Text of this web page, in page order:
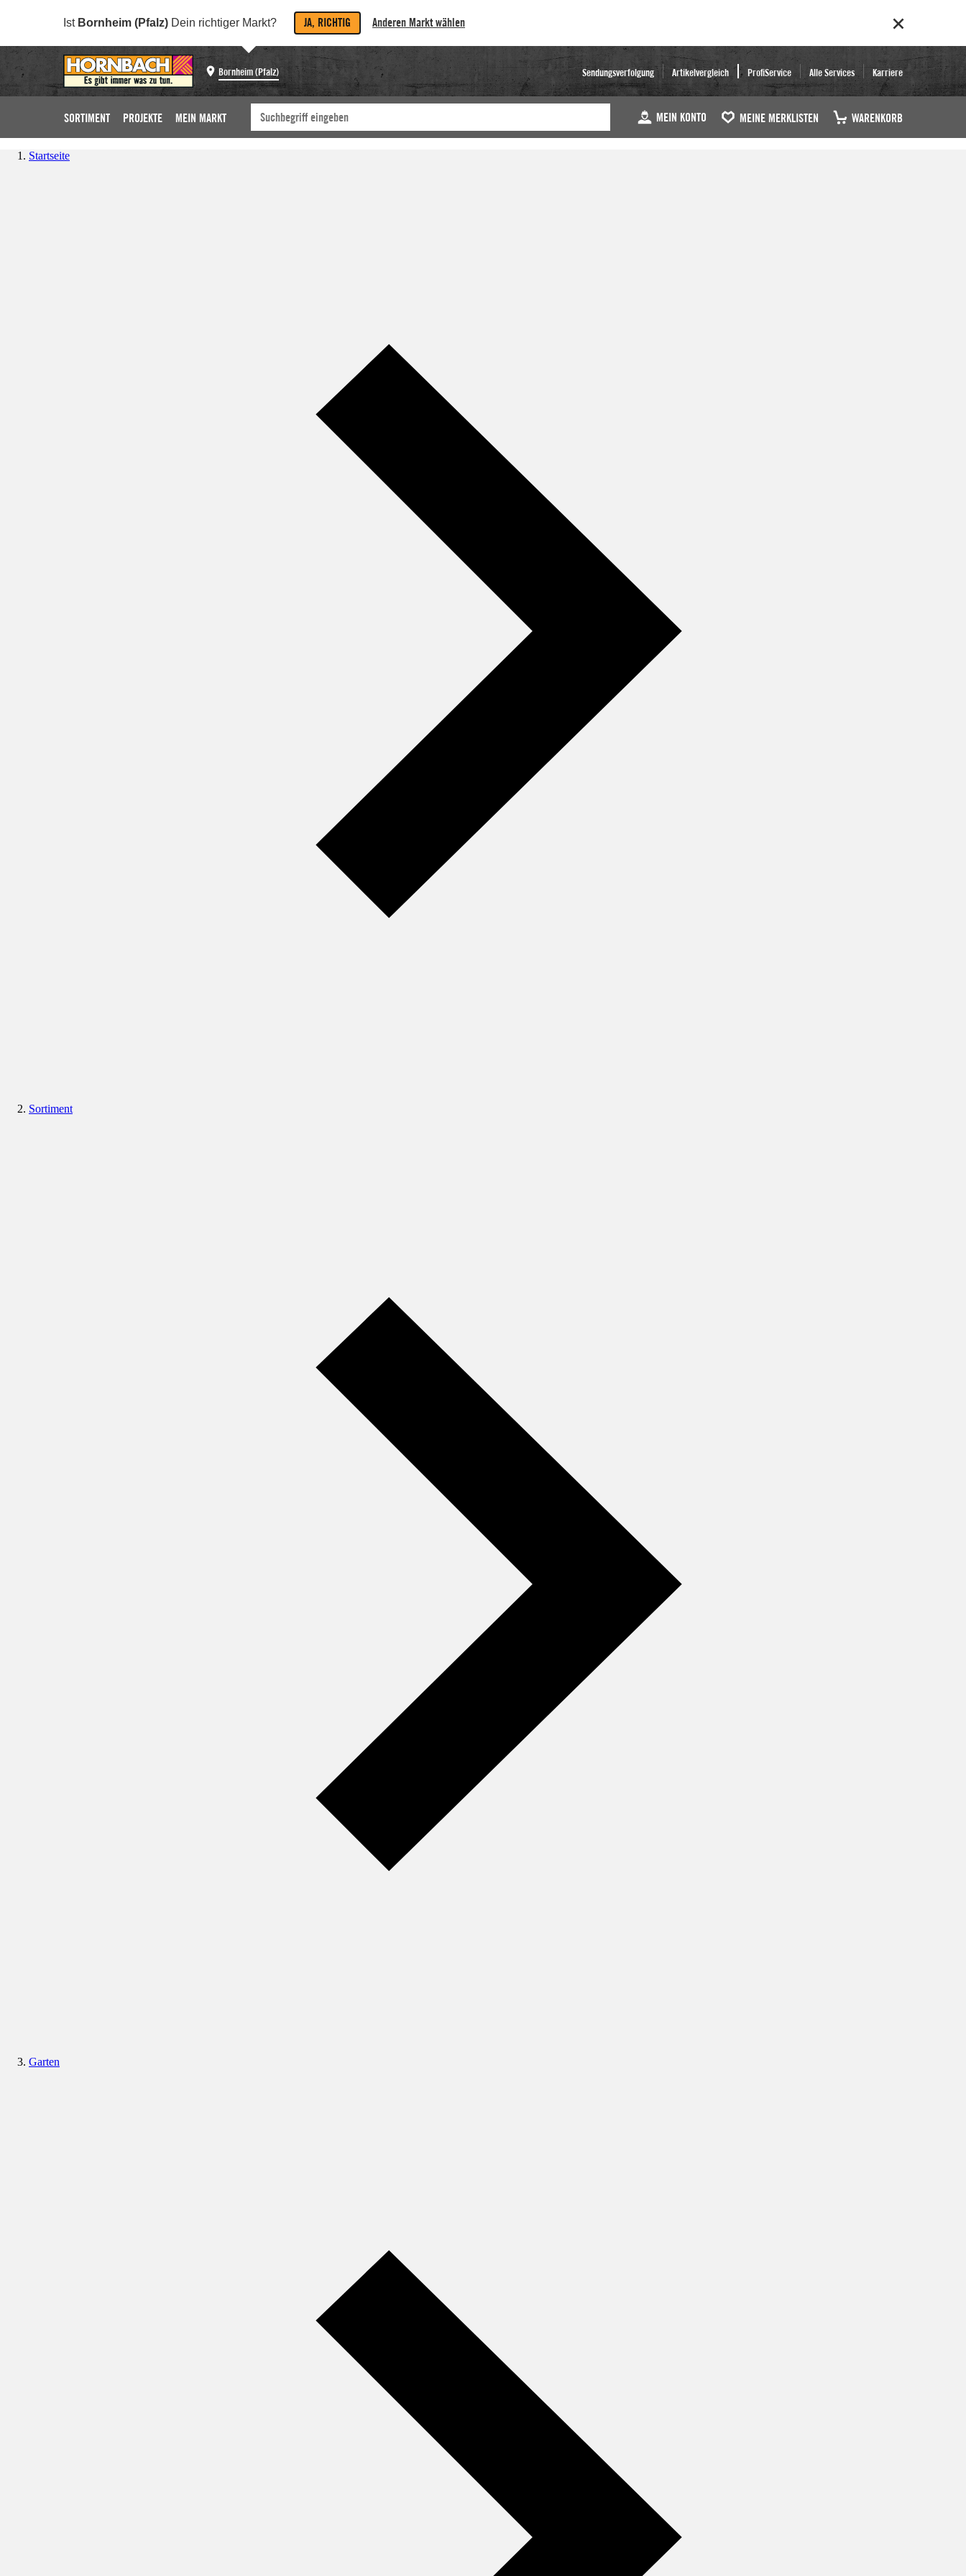
Ist Bornheim (Pfalz) Dein richtiger Markt? JA, RICHTIG Anderen Markt wählen
Bornheim (Pfalz) Sendungsverfolgung Artikelvergleich ProfiService Alle Services Karriere
SORTIMENT PROJEKTE MEIN MARKT MEIN KONTO MEINE MERKLISTEN WARENKORB
Startseite
Sortiment
Garten